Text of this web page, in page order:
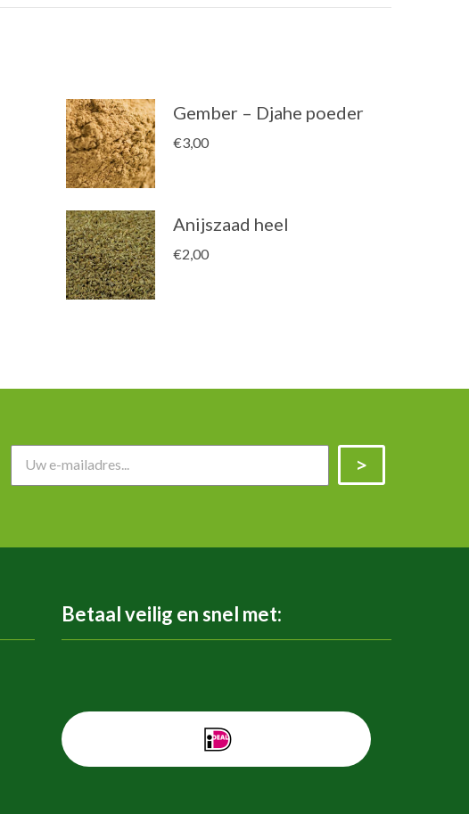
Gember – Djahe poeder
€3,00
Anijszaad heel
€2,00
Betaal veilig en snel met: